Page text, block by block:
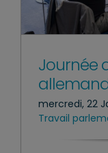
Journée
mercredi, 22
Travail